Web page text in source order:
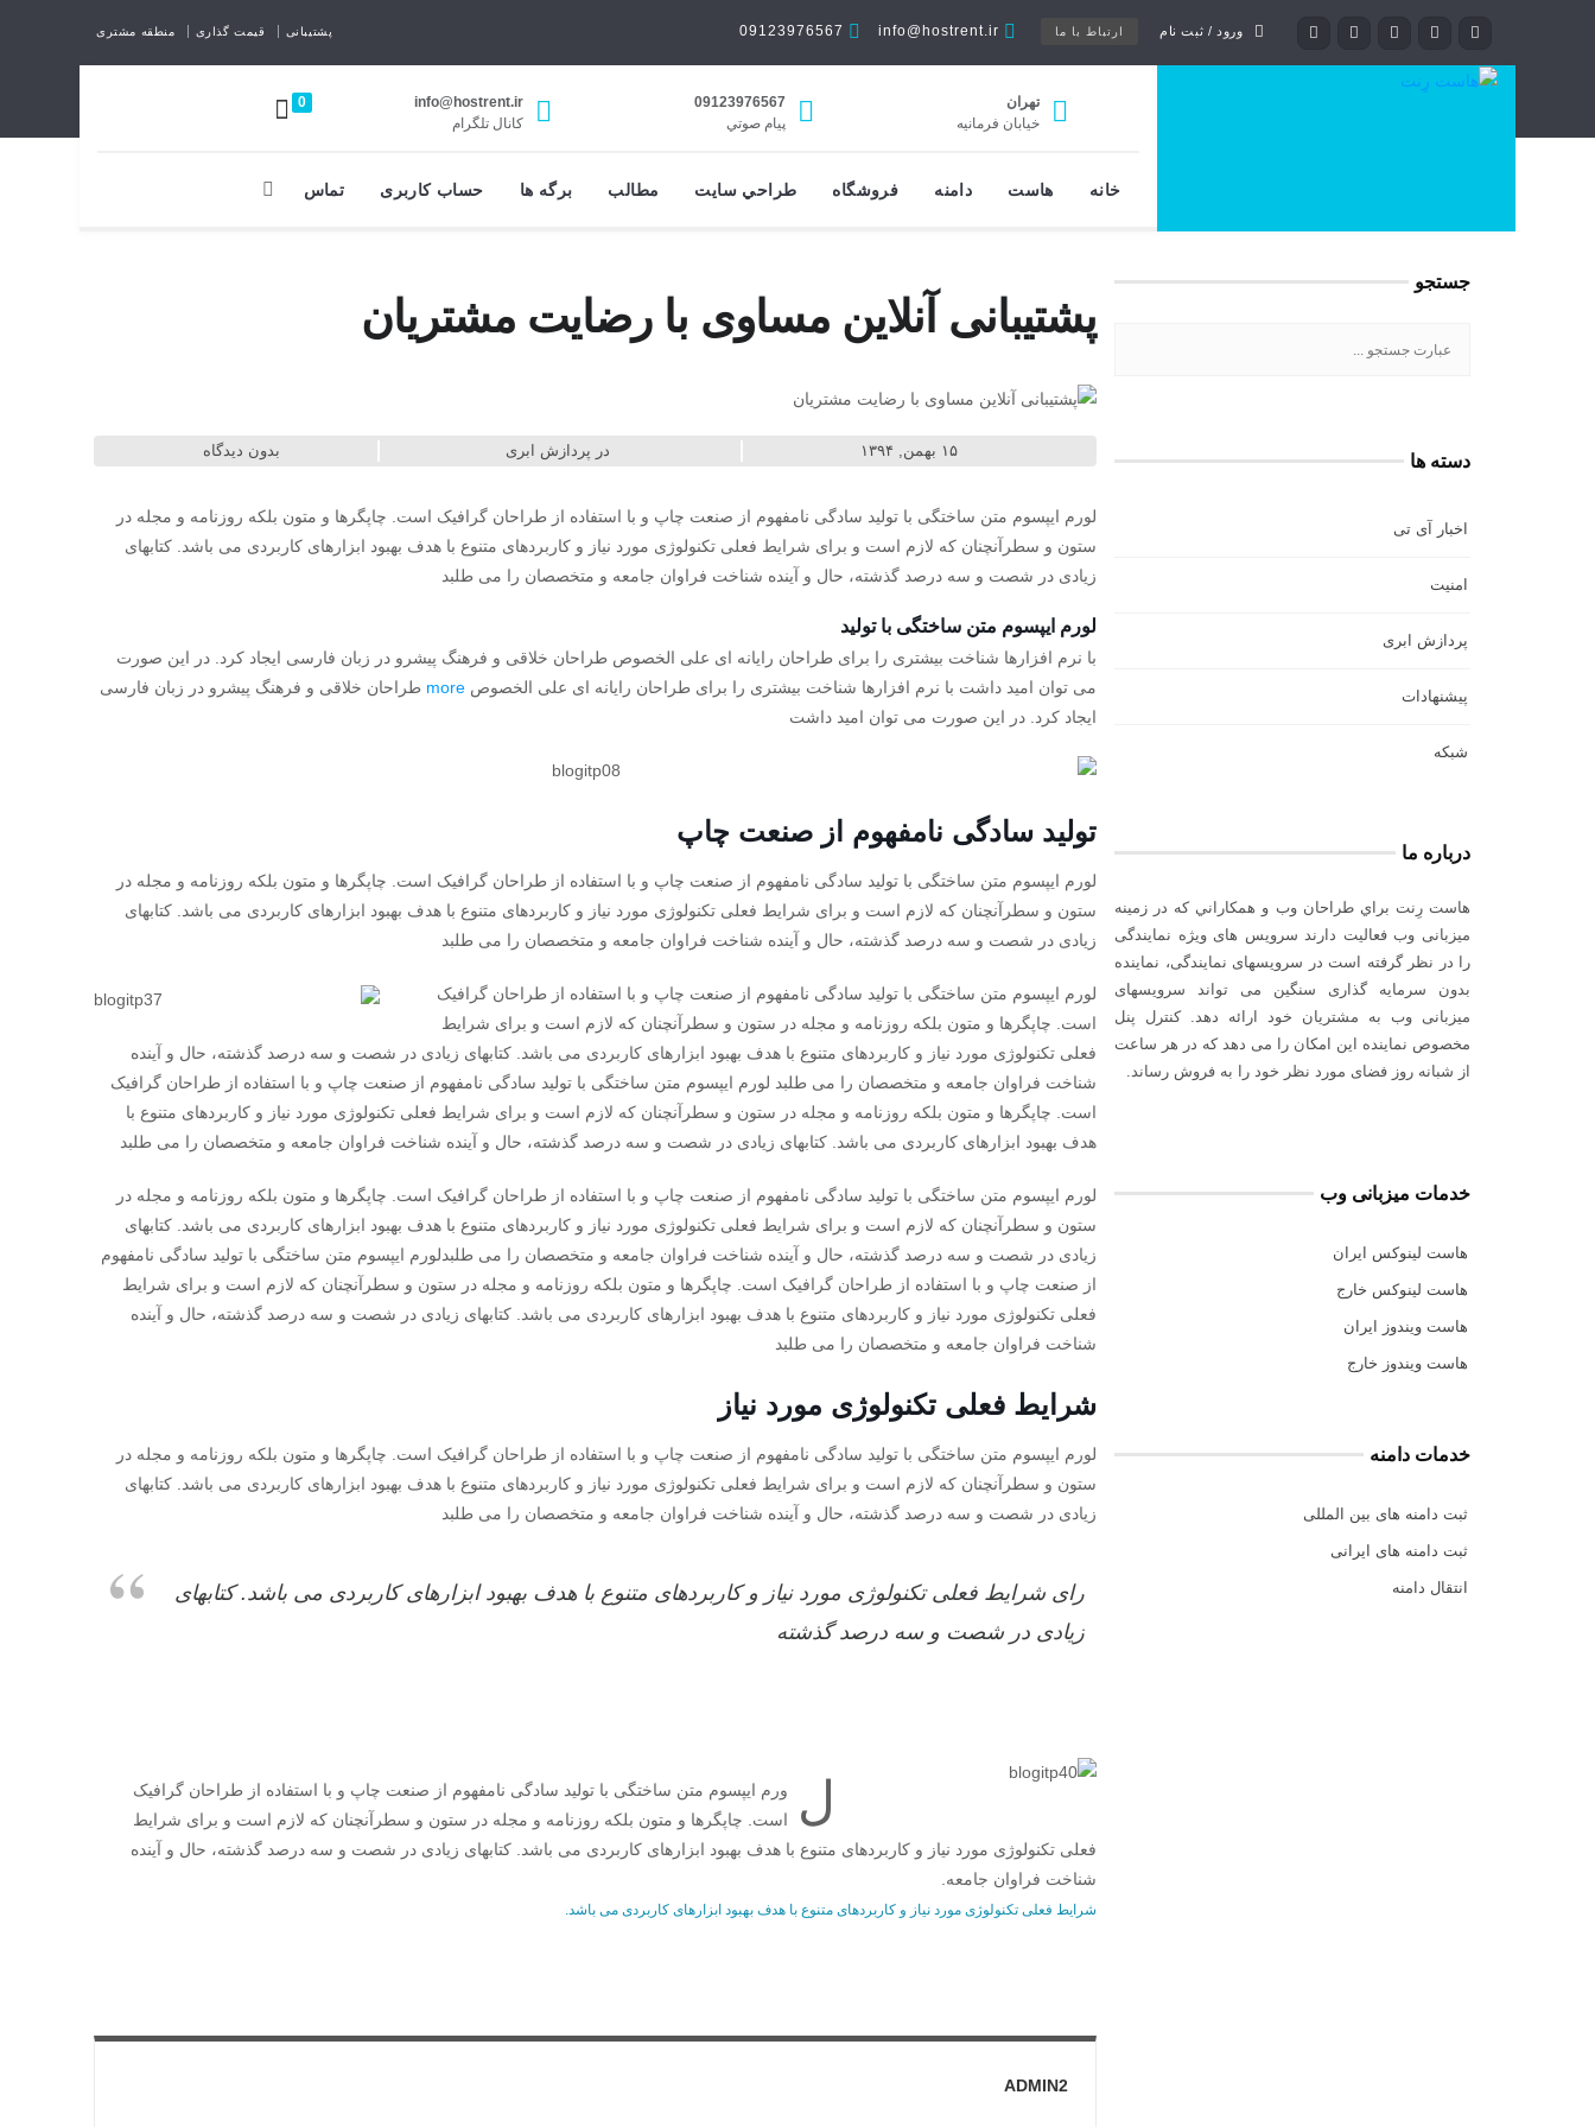
پشتیبانی قیمت گذاری منطقه مشتری ورود / ثبت نام ارتباط با ما info@hostrent.ir
09123976567
تهران
خیابان فرمانيه
09123976567
پيام صوتي
info@hostrent.ir
كانال تلگرام
0
خانه هاست دامنه فروشگاه طراحي سايت مطالب برگه ها حساب کاربری تماس
پشتیبانی آنلاین مساوی با رضایت مشتریان
۱۵ بهمن, ۱۳۹۴ در پردازش ابری بدون دیدگاه
لورم ایپسوم متن ساختگی با تولید سادگی نامفهوم از صنعت چاپ و با استفاده از طراحان گرافیک است. چاپگرها و متون بلکه روزنامه و مجله در
ستون و سطرآنچنان که لازم است و برای شرایط فعلی تکنولوژی مورد نیاز و کاربردهای متنوع با هدف بهبود ابزارهای کاربردی می باشد. کتابهای
زیادی در شصت و سه درصد گذشته، حال و آینده شناخت فراوان جامعه و متخصصان را می طلبد
لورم ایپسوم متن ساختگی با تولید
با نرم افزارها شناخت بیشتری را برای طراحان رایانه ای علی الخصوص طراحان خلاقی و فرهنگ پیشرو در زبان فارسی ایجاد کرد. در این صورت
می توان امید داشت با نرم افزارها شناخت بیشتری را برای طراحان رایانه ای علی الخصوص more طراحان خلاقی و فرهنگ پیشرو در زبان فارسی
ایجاد کرد. در این صورت می توان امید داشت
تولید سادگی نامفهوم از صنعت چاپ
لورم ایپسوم متن ساختگی با تولید سادگی نامفهوم از صنعت چاپ و با استفاده از طراحان گرافیک است. چاپگرها و متون بلکه روزنامه و مجله در
ستون و سطرآنچنان که لازم است و برای شرایط فعلی تکنولوژی مورد نیاز و کاربردهای متنوع با هدف بهبود ابزارهای کاربردی می باشد. کتابهای
زیادی در شصت و سه درصد گذشته، حال و آینده شناخت فراوان جامعه و متخصصان را می طلبد
لورم ایپسوم متن ساختگی با تولید سادگی نامفهوم از صنعت چاپ و با استفاده از طراحان گرافیک
است. چاپگرها و متون بلکه روزنامه و مجله در ستون و سطرآنچنان که لازم است و برای شرایط
فعلی تکنولوژی مورد نیاز و کاربردهای متنوع با هدف بهبود ابزارهای کاربردی می باشد. کتابهای زیادی در شصت و سه درصد گذشته، حال و آینده
شناخت فراوان جامعه و متخصصان را می طلبد لورم ایپسوم متن ساختگی با تولید سادگی نامفهوم از صنعت چاپ و با استفاده از طراحان گرافیک
است. چاپگرها و متون بلکه روزنامه و مجله در ستون و سطرآنچنان که لازم است و برای شرایط فعلی تکنولوژی مورد نیاز و کاربردهای متنوع با
هدف بهبود ابزارهای کاربردی می باشد. کتابهای زیادی در شصت و سه درصد گذشته، حال و آینده شناخت فراوان جامعه و متخصصان را می طلبد
لورم ایپسوم متن ساختگی با تولید سادگی نامفهوم از صنعت چاپ و با استفاده از طراحان گرافیک است. چاپگرها و متون بلکه روزنامه و مجله در
ستون و سطرآنچنان که لازم است و برای شرایط فعلی تکنولوژی مورد نیاز و کاربردهای متنوع با هدف بهبود ابزارهای کاربردی می باشد. کتابهای
زیادی در شصت و سه درصد گذشته، حال و آینده شناخت فراوان جامعه و متخصصان را می طلبدلورم ایپسوم متن ساختگی با تولید سادگی نامفهوم
از صنعت چاپ و با استفاده از طراحان گرافیک است. چاپگرها و متون بلکه روزنامه و مجله در ستون و سطرآنچنان که لازم است و برای شرایط
فعلی تکنولوژی مورد نیاز و کاربردهای متنوع با هدف بهبود ابزارهای کاربردی می باشد. کتابهای زیادی در شصت و سه درصد گذشته، حال و آینده
شناخت فراوان جامعه و متخصصان را می طلبد
شرایط فعلی تکنولوژی مورد نیاز
لورم ایپسوم متن ساختگی با تولید سادگی نامفهوم از صنعت چاپ و با استفاده از طراحان گرافیک است. چاپگرها و متون بلکه روزنامه و مجله در
ستون و سطرآنچنان که لازم است و برای شرایط فعلی تکنولوژی مورد نیاز و کاربردهای متنوع با هدف بهبود ابزارهای کاربردی می باشد. کتابهای
زیادی در شصت و سه درصد گذشته، حال و آینده شناخت فراوان جامعه و متخصصان را می طلبد
رای شرایط فعلی تکنولوژی مورد نیاز و کاربردهای متنوع با هدف بهبود ابزارهای کاربردی می باشد. کتابهای
زیادی در شصت و سه درصد گذشته
ل
ورم ایپسوم متن ساختگی با تولید سادگی نامفهوم از صنعت چاپ و با استفاده از طراحان گرافیک
است. چاپگرها و متون بلکه روزنامه و مجله در ستون و سطرآنچنان که لازم است و برای شرایط
فعلی تکنولوژی مورد نیاز و کاربردهای متنوع با هدف بهبود ابزارهای کاربردی می باشد. کتابهای زیادی در شصت و سه درصد گذشته، حال و آینده
شناخت فراوان جامعه.
شرایط فعلی تکنولوژی مورد نیاز و کاربردهای متنوع با هدف بهبود ابزارهای کاربردی می باشد.
ADMIN2
جستجو
دسته ها
اخبار آی تی
امنیت
پردازش ابری
پیشنهادات
شبکه
درباره ما
هاست رِنت براي طراحان وب و همكاراني كه در زمينه
میزبانی وب فعاليت دارند سرويس های ويژه نمايندگی
را در نظر گرفته است در سرويسهای نمايندگی، نماينده
بدون سرمايه گذاری سنگين می تواند سرویسهای
میزبانی وب به مشتریان خود ارائه دهد. کنترل پنل
مخصوص نماينده اين امكان را می دهد كه در هر ساعت
از شبانه روز فضای مورد نظر خود را به فروش رساند.
خدمات میزبانی وب
هاست لینوکس ایران
هاست لینوکس خارج
هاست ویندوز ایران
هاست ویندوز خارج
خدمات دامنه
ثبت دامنه های بین المللی
ثبت دامنه های ایرانی
انتقال دامنه